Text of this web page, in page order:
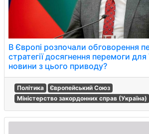
В Європі розпочали обговорення
стратегії досягнення перемоги для
новини з цього приводу?
Політика
Європейський Союз
Міністерство закордонних справ (Україна)